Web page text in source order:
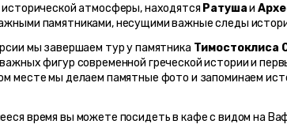
атмосферы, находятся Ратуша и
памятниками, несущими важные следы
мы завершаем тур у памятника Тимостоклиса
фигур современной греческой истории и
месте мы делаем памятные фото и запоминаем
время вы можете посидеть в кафе с видом на